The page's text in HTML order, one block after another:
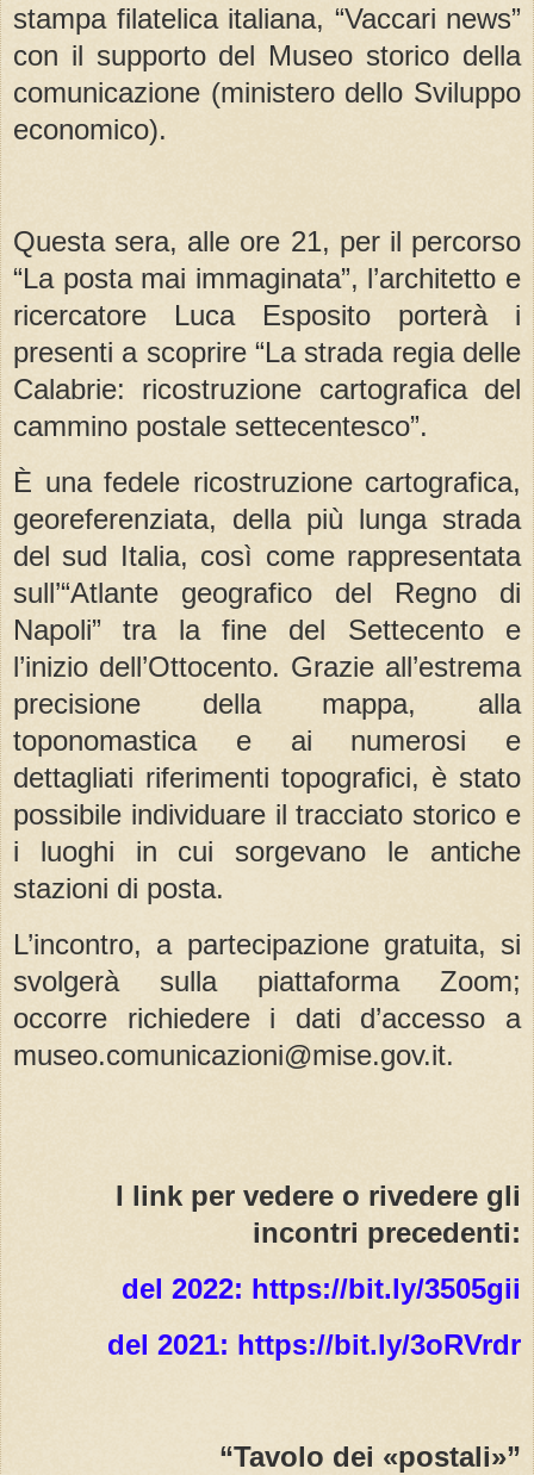
stampa filatelica italiana, “Vaccari news”
con il supporto del Museo storico della
comunicazione (ministero dello Sviluppo
economico).
Questa sera, alle ore 21, per il percorso
“La posta mai immaginata”, l’architetto e
ricercatore Luca Esposito porterà i
presenti a scoprire “La strada regia delle
Calabrie: ricostruzione cartografica del
cammino postale settecentesco”.
È una fedele ricostruzione cartografica,
georeferenziata, della più lunga strada
del sud Italia, così come rappresentata
sull’“Atlante geografico del Regno di
Napoli” tra la fine del Settecento e
l’inizio dell’Ottocento. Grazie all’estrema
precisione della mappa, alla
toponomastica e ai numerosi e
dettagliati riferimenti topografici, è stato
possibile individuare il tracciato storico e
i luoghi in cui sorgevano le antiche
stazioni di posta.
L’incontro, a partecipazione gratuita, si
svolgerà sulla piattaforma Zoom;
occorre richiedere i dati d’accesso a
museo.comunicazioni@mise.gov.it.
I link per vedere o rivedere gli
incontri precedenti:
del 2022: https://bit.ly/3505gii
del 2021: https://bit.ly/3oRVrdr
“Tavolo dei «postali»”